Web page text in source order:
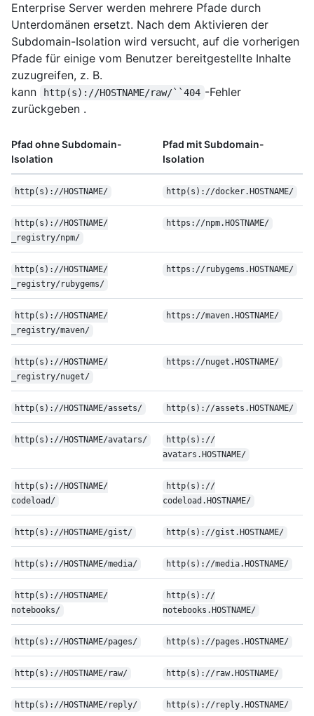
Enterprise Server werden mehrere Pfade durch
Unterdomänen ersetzt. Nach dem Aktivieren der
Subdomain-Isolation wird versucht, auf die vorherigen
Pfade für einige vom Benutzer bereitgestellte Inhalte
zuzugreifen, z. B.
kann
http(s)://HOSTNAME/raw/``404 -Fehler
zurückgeben .
Pfad ohne Subdomain-
Isolation
Pfad mit Subdomain-
Isolation
http(s)://HOSTNAME/ http(s)://docker.HOSTNAME/
http(s)://HOSTNAME/
_registry/npm/
https://npm.HOSTNAME/
http(s)://HOSTNAME/
_registry/rubygems/
https://rubygems.HOSTNAME/
http(s)://HOSTNAME/
_registry/maven/
https://maven.HOSTNAME/
http(s)://HOSTNAME/
_registry/nuget/
https://nuget.HOSTNAME/
http(s)://HOSTNAME/assets/ http(s)://assets.HOSTNAME/
http(s)://HOSTNAME/avatars/ http(s)://
avatars.HOSTNAME/
http(s)://HOSTNAME/
codeload/
http(s)://
codeload.HOSTNAME/
http(s)://HOSTNAME/gist/ http(s)://gist.HOSTNAME/
http(s)://HOSTNAME/media/ http(s)://media.HOSTNAME/
http(s)://HOSTNAME/
notebooks/
http(s)://
notebooks.HOSTNAME/
http(s)://HOSTNAME/pages/ http(s)://pages.HOSTNAME/
http(s)://HOSTNAME/raw/ http(s)://raw.HOSTNAME/
http(s)://HOSTNAME/reply/ http(s)://reply.HOSTNAME/